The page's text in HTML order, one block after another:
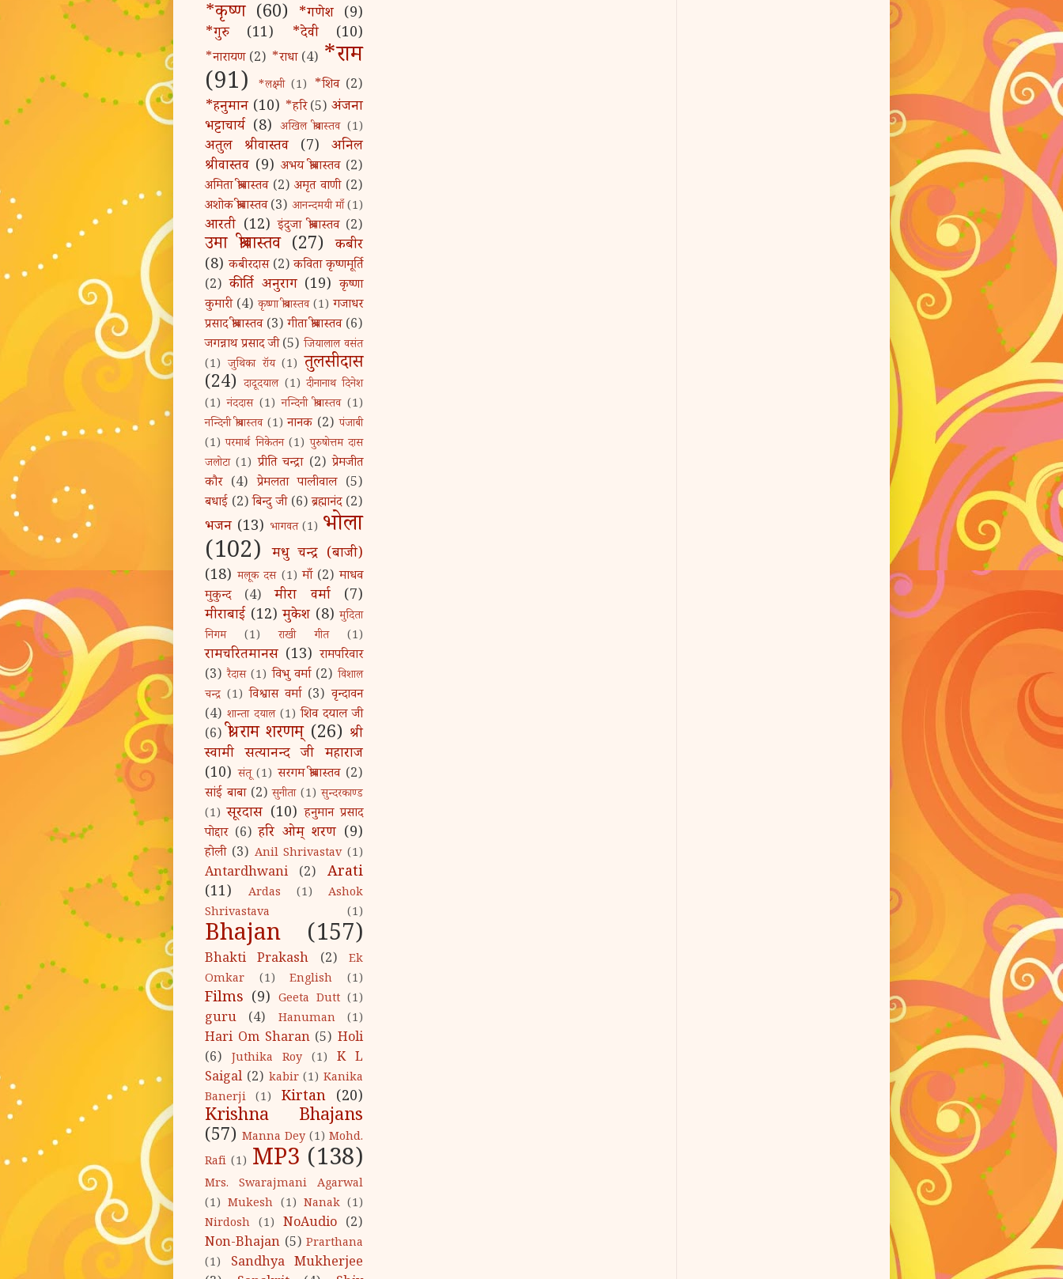
*कृष्ण (60) *गणेश (9)
*गुरु
(11) *देवी (10)
*नारायण (2) *राधा (4) *राम
(91) *लक्ष्मी (1) *शिव (2)
*हनुमान (10) *हरि (5) अंजना
भट्टाचार्य (8) अखिल श्रीवास्तव (1)
अतुल श्रीवास्तव (7) अनिल
श्रीवास्तव (9) अभय श्रीवास्तव (2)
अमिता श्रीवास्तव (2) अमृत वाणी (2)
अशोक श्रीवास्तव(3) आनन्दमयी माँ(1)
आरती (12) इंदुजा श्रीवास्तव (2)
उमा श्रीवास्तव (27) कबीर
(8) कबीरदास (2) कविता कृष्णमूर्ति
(2) कीर्ति अनुराग (19) कृष्णा
कुमारी (4) कृष्णा श्रीवास्तव (1) गजाधर
प्रसाद श्रीवास्तव (3) गीता श्रीवास्तव (6)
जगन्नाथ प्रसाद जी (5) जियालाल वसंत
(1) जुथिका रॉय (1) तुलसीदास
(24) दादूदयाल (1) दीनानाथ दिनेश
(1) नंददास (1) नन्दिनी श्रीवास्तव (1)
नन्दिनी श्रीवास्तव (1) नानक (2) पंजाबी
(1) परमार्थ निकेतन (1) पुरुषोत्तम दास
जलोटा (1) प्रीति चन्द्रा (2) प्रेमजीत
कौर (4) प्रेमलता पालीवाल (5)
बधाई (2) बिन्दु जी (6) ब्रह्मानंद (2)
भजन (13) भागवत (1) भोला
(102) मधु चन्द्र (बाजी)
(18) मलूक दस (1) माँ (2) माधव
मुकुन्द
(4) मीरा वर्मा
(7)
मीराबाई (12) मुकेश (8) मुदिता
निगम
(1) राखी गीत (1)
रामचरितमानस (13) रामपरिवार
(3) रैदास (1) विभु वर्मा (2) विशाल
चन्द्र (1) विश्वास वर्मा (3) वृन्दावन
(4) शान्ता दयाल (1) शिव दयाल जी
(6) श्री राम शरणम्‌ (26) श्री
स्वामी सत्यानन्द जी महाराज
(10) संतू (1) सरगम श्रीवास्तव (2)
सांई बाबा (2) सुनीता (1) सुन्दरकाण्ड
(1) सूरदास (10) हनुमान प्रसाद
पोद्दार (6) हरि ओम्‌ शरण (9)
होली (3) Anil Shrivastav (1)
Antardhwani (2) Arati
(11)
Ardas (1)
Ashok
Shrivastava
(1)
Bhajan (157)
Bhakti Prakash (2)
Ek
Omkar
(1) English (1)
Films (9) Geeta Dutt (1)
guru (4) Hanuman (1)
Hari Om Sharan (5) Holi
(6) Juthika Roy (1) K L
Saigal (2) kabir (1) Kanika
Banerji (1) Kirtan (20)
Krishna Bhajans
(57) Manna Dey (1) Mohd.
Rafi (1) MP3 (138)
Mrs. Swarajmani Agarwal
(1) Mukesh (1) Nanak (1)
Nirdosh (1) NoAudio (2)
Non-Bhajan (5) Prarthana
(1)
Sandhya Mukherjee